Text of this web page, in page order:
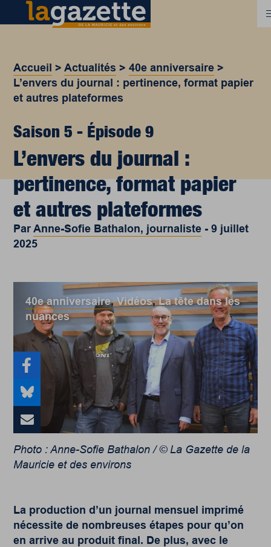
Accueil >Actualités >40e anniversaire >
L’envers du journal : pertinence, format papier
et autres plateformes
Saison 5 - Épisode 9
L’envers du journal :
pertinence, format papier
et autres plateformes
ParAnne-Sofie Bathalon, journaliste -9 juillet
2025
40e anniversaire,Vidéos,La tête dans les
nuances
Photo : Anne-Sofie Bathalon / © La Gazette de la
Mauricie et des environs
La production d’un journal mensuel imprimé
nécessite de nombreuses étapes pour qu’on
en arrive au produit final. De plus, avec le